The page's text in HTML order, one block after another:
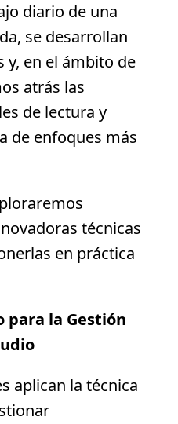
diario de una
se desarrollan
y, en el ámbito de
atrás las
de lectura y
de enfoques más
técnicas
en práctica
para la Gestión
aplican la técnica